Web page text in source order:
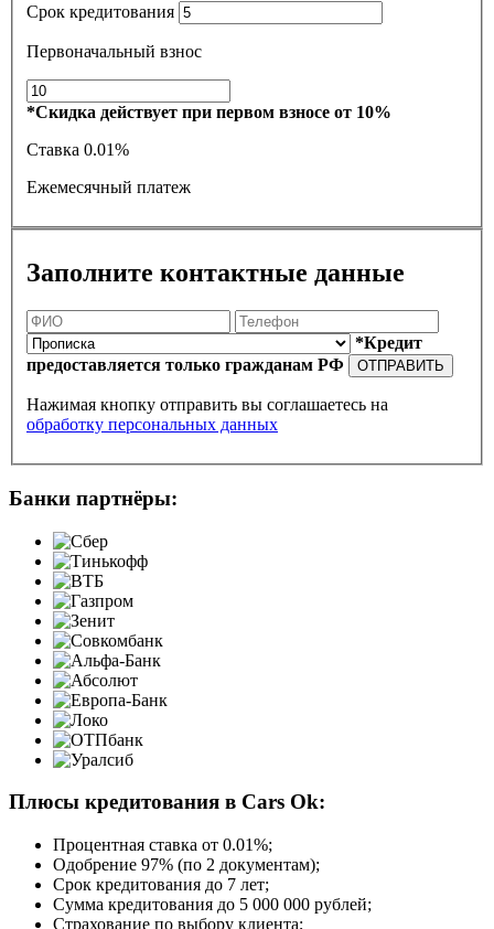
Срок кредитования
Первоначальный взнос
*Скидка действует при первом взносе от 10%
Ставка 0.01%
Ежемесячный платеж
Заполните контактные данные
*Кредит
предоставляется только гражданам РФ
ОТПРАВИТЬ
Нажимая кнопку отправить вы соглашаетесь на
обработку персональных данных
Банки партнёры:
Плюсы кредитования в Cars Ok:
Процентная ставка от 0.01%;
Одобрение 97% (по 2 документам);
Срок кредитования до 7 лет;
Сумма кредитования до 5 000 000 рублей;
Страхование по выбору клиента;